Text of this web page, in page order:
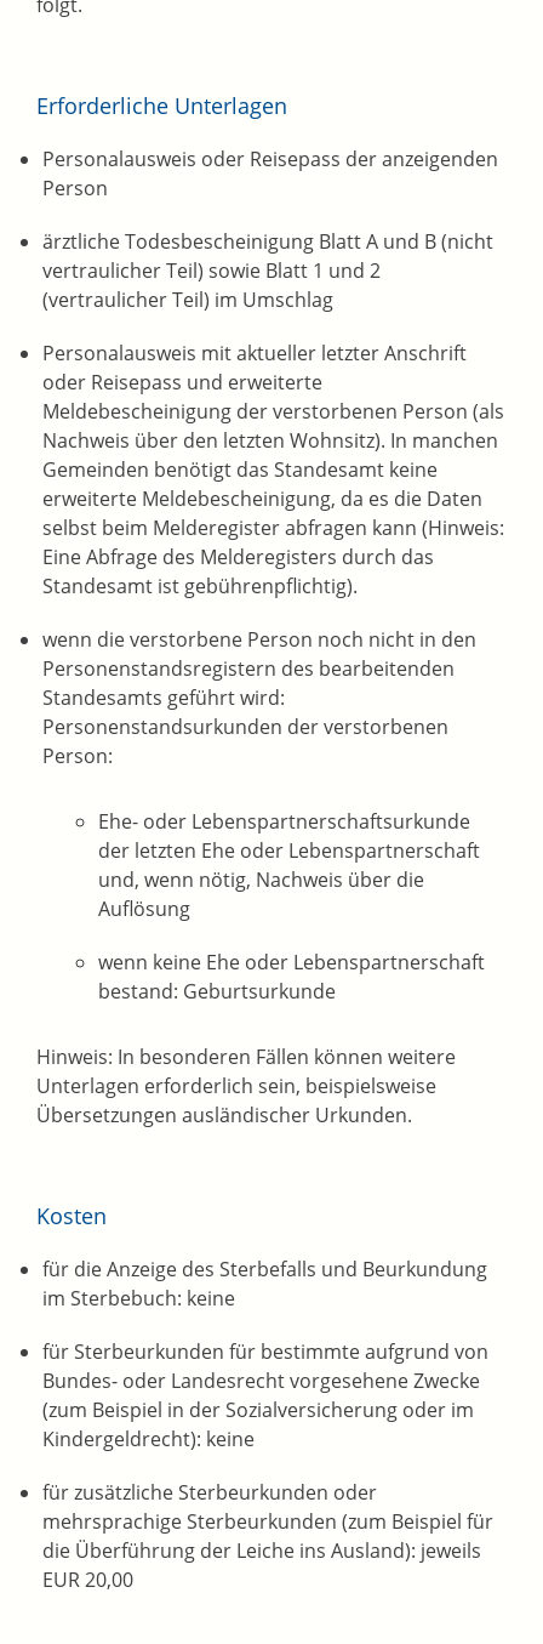
Erforderliche Unterlagen
Personalausweis oder Reisepass der anzeigenden
Person
ärztliche Todesbescheinigung Blatt A und B (nicht
vertraulicher Teil) sowie Blatt 1 und 2
(vertraulicher Teil) im Umschlag
Personalausweis mit aktueller letzter Anschrift
oder Reisepass und erweiterte
Meldebescheinigung der verstorbenen Person (als
Nachweis über den letzten Wohnsitz). In manchen
Gemeinden benötigt das Standesamt keine
erweiterte Meldebescheinigung, da es die Daten
selbst beim Melderegister abfragen kann (Hinweis:
Eine Abfrage des Melderegisters durch das
Standesamt ist gebührenpflichtig).
wenn die verstorbene Person noch nicht in den
Personenstandsregistern des bearbeitenden
Standesamts geführt wird:
Personenstandsurkunden der verstorbenen
Person:
Ehe- oder Lebenspartnerschaftsurkunde
der letzten Ehe oder Lebenspartnerschaft
und, wenn nötig, Nachweis über die
Auflösung
wenn keine Ehe oder Lebenspartnerschaft
bestand: Geburtsurkunde
Hinweis: In besonderen Fällen können weitere
Unterlagen erforderlich sein, beispielsweise
Übersetzungen ausländischer Urkunden.
Kosten
für die Anzeige des Sterbefalls und Beurkundung
im Sterbebuch: keine
für Sterbeurkunden für bestimmte aufgrund von
Bundes- oder Landesrecht vorgesehene Zwecke
(zum Beispiel in der Sozialversicherung oder im
Kindergeldrecht): keine
für zusätzliche Sterbeurkunden oder
mehrsprachige Sterbeurkunden (zum Beispiel für
die Überführung der Leiche ins Ausland): jeweils
EUR 20,00